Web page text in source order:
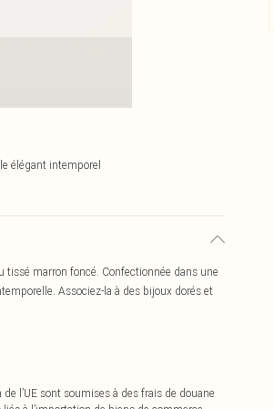
élégant intemporel
marron foncé. Confectionnée dans une
Associez-la à des bijoux dorés et
l’UE sont soumises à des frais de douane